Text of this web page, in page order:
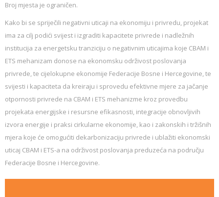
Broj mjesta je ograničen.
Kako bi se spriječili negativni uticaji na ekonomiju i privredu, projekat
ima za cilj podići svijest i izgraditi kapacitete privrede i nadležnih
institucija za energetsku tranziciju o negativnim uticajima koje CBAM i
ETS mehanizam donose na ekonomsku održivost poslovanja
privrede, te cijelokupne ekonomije Federacije Bosne i Hercegovine, te
svijesti i kapaciteta da kreiraju i sprovedu efektivne mjere za jačanje
otpornosti privrede na CBAM i ETS mehanizme kroz provedbu
projekata energijske i resursne efikasnosti, integracije obnovljivih
izvora energije i praksi cirkularne ekonomije, kao i zakonskih i tržišnih
mjera koje će omogućiti dekarbonizaciju privrede i ublažiti ekonomski
uticaj CBAM i ETS-a na održivost poslovanja preduzeća na području
Federacije Bosne i Hercegovine.